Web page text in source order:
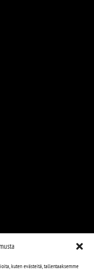
kuten evästeitä, tallentaaksemme